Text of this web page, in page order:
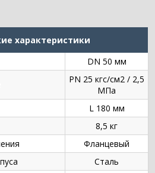
характеристики
DN 50 мм
PN 25 кгс/см2 / 2,5
МПа
L 180 мм
8,5 кг
Фланцевый
Сталь